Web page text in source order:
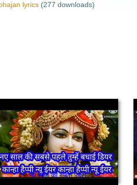
lyrics (277 downloads)
नए साल की सबसे पहले